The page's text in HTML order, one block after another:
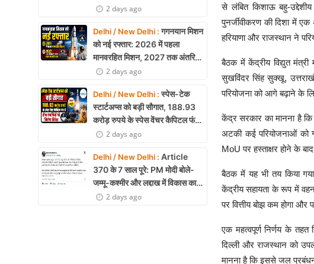
खतरा, 29 बार CAM ऑपरेशन सफल
2 days ago
Delhi / New Delhi :गगनयान मिशन
को नई रफ्तार: 2026 में पहला
मानवरहित मिशन, 2027 तक अंतरिक्ष
में जाएगा पहला भारतीय दल
2 days ago
Delhi / New Delhi :स्पेस-टेक
स्टार्टअप्स को बड़ी सौगात, 188.93
करोड़ रुपये के स्पेस वेंचर कैपिटल फंड
से तीन कंपनियों को मिलेगा निवेश
2 days ago
Delhi / New Delhi : Article
370 के 7 साल पूरे: PM मोदी बोले-
जम्मू-कश्मीर और लद्दाख में विकास का
नया युग शुरू
2 days ago
से लंबित किशाऊ बहु-
पुनर्जीवीकरण की दिशा में
हरियाणा और राजस्थान ने
बैठक में केंद्रीय विद्युत
सुखविंदर सिंह सुक्खू,
परियोजना को आगे बढ़ाने के
केंद्र सरकार का मानना है
अटकी कई परियोजनाओं को
MoU पर हस्ताक्षर होने के
बैठक में यह भी तय किया
केंद्रीय सहायता के रूप में वहन
पर वित्तीय बोझ कम होगा
एक महत्वपूर्ण निर्णय के
दिल्ली और राजस्थान को
मानना है कि इससे जल